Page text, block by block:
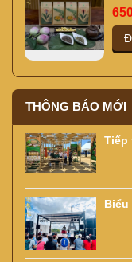
THÔNG BÁO MỚI
Tiếp
Biểu